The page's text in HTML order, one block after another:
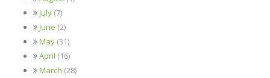
July (7)
June (2)
May (31)
April (16)
March (28)